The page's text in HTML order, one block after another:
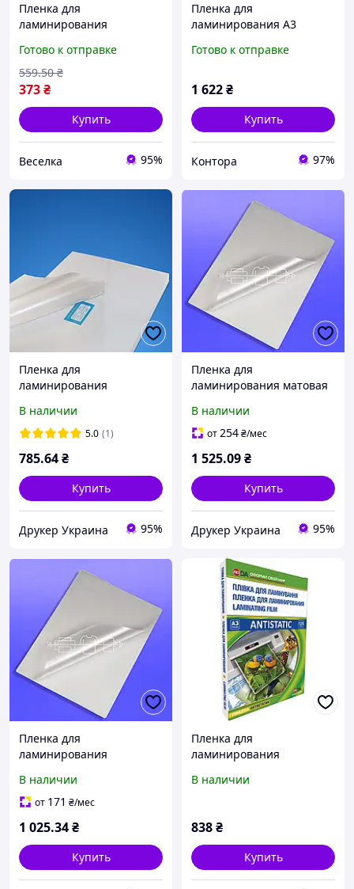
Пленка для
ламинирования
документов и
удостоверений 125 мкм
горячее ламинирование
100 шт FLAME
Готово к отправке
373₴
559.50 ₴
Купить
Веселка 95%
Пленка для
ламинирования А3
Antistatic 125 мкм (100
Готово к отправке
1 622₴
Купить
Контора 97%
Пленка для
ламинирования
100 шт (lamiMARK)
В наличии
5.0 (1)
785.64₴
Купить
Друкер Украина 95%
Пленка для
ламинирования матовая
(lamiMARK)
В наличии
от254₴/мес
1 525.09₴
Купить
Друкер Украина 95%
Пленка для
ламинирования
100 шт (lamiMARK)
В наличии
от 171 ₴/мес
1 025.34₴
Купить
Пленка для
ламинирования
125 мкм, А3, 100 шт
В наличии
838₴
Купить